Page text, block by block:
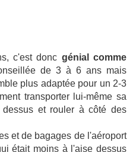
c'est donc génial comme
de 3 à 6 ans mais
plus adaptée pour un 2-3
transporter lui-même sa
et rouler à côté des
et de bagages de l'aéroport
était moins à l'aise dessus